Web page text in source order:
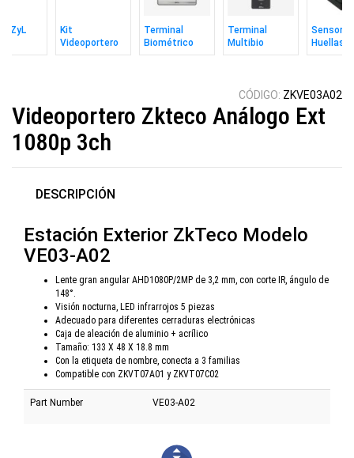
ZyL
Kit
Videoportero
Zkteco
Terminal
Biométrico
Zkteco M1
Terminal
Multibio
Zkteco
Sensor
Huellas
Zkteco
CÓDIGO: ZKVE03A02
Videoportero Zkteco Análogo Ext
1080p 3ch
DESCRIPCIÓN
Estación Exterior ZkTeco Modelo
VE03-A02
Lente gran angular AHD1080P/2MP de 3,2 mm, con corte IR, ángulo de
148°.
Visión nocturna, LED infrarrojos 5 piezas
Adecuado para diferentes cerraduras electrónicas
Caja de aleación de aluminio + acrílico
Tamaño: 133 X 48 X 18.8 mm
Con la etiqueta de nombre, conecta a 3 familias
Compatible con ZKVT07A01 y ZKVT07C02
Part Number VE03-A02